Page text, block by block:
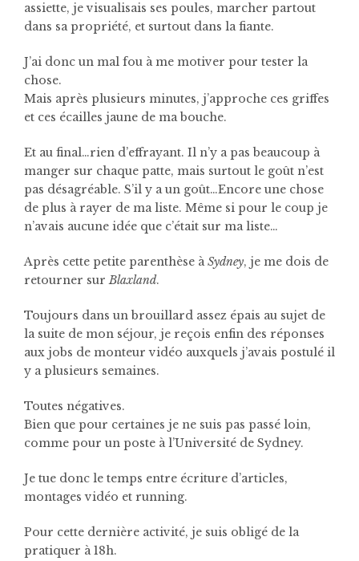
assiette, je visualisais ses poules, marcher partout
dans sa propriété, et surtout dans la fiante.
J’ai donc un mal fou à me motiver pour tester la
chose.
Mais après plusieurs minutes, j’approche ces griffes
et ces écailles jaune de ma bouche.
Et au final…rien d’effrayant. Il n’y a pas beaucoup à
manger sur chaque patte, mais surtout le goût n’est
pas désagréable. S’il y a un goût…Encore une chose
de plus à rayer de ma liste. Même si pour le coup je
n’avais aucune idée que c’était sur ma liste…
Après cette petite parenthèse àSydney, je me dois de
retourner surBlaxland.
Toujours dans un brouillard assez épais au sujet de
la suite de mon séjour, je reçois enfin des réponses
aux jobs de monteur vidéo auxquels j’avais postulé il
y a plusieurs semaines.
Toutes négatives.
Bien que pour certaines je ne suis pas passé loin,
comme pour un poste à l’Université de Sydney.
Je tue donc le temps entre écriture d’articles,
montages vidéo et running.
Pour cette dernière activité, je suis obligé de la
pratiquer à 18h.